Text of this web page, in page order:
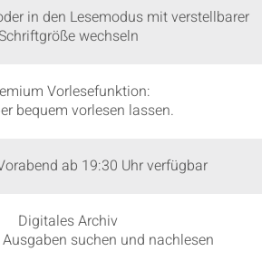
in den Lesemodus mit verstellbarer
wechseln
Vorlesefunktion:
bequem vorlesen lassen.
ab 19:30 Uhr verfügbar
Digitales Archiv
suchen und nachlesen